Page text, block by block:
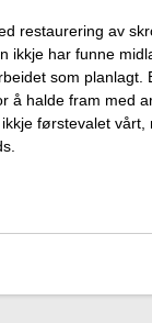
restaurering av
ikkje har funne
som planlagt.
å halde fram med
førstevalet vårt,